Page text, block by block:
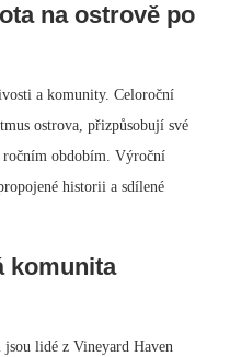
na ostrově po
a komunity. Celoroční
ostrova, přizpůsobují své
ročním obdobím. Výroční
historii a sdílené
komunita
jsou lidé z Vineyard Haven